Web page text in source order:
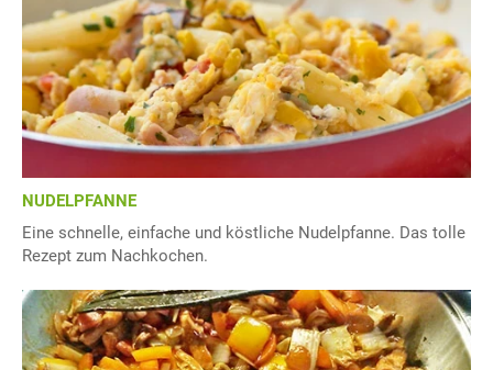
NUDELPFANNE
Eine schnelle, einfache und köstliche Nudelpfanne. Das tolle
Rezept zum Nachkochen.